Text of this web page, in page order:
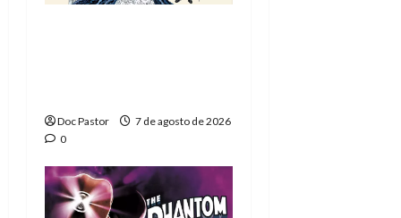
Doc Pastor
7 de agosto de 2026
0